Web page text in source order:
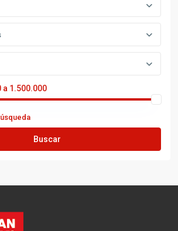
a 1.500.000
Buscar